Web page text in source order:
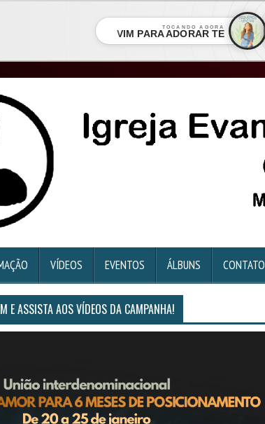
TOCANDO AGORA
VIM PARA ADORAR TE
VÍDEOS EVENTOS ÁLBUNS CONTATO
E ASSISTA AOS VÍDEOS DA CAMPANHA!